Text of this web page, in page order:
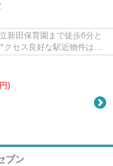
新田保育園まで徒歩6分と
セス良好な駅近物件はい
)
ブン